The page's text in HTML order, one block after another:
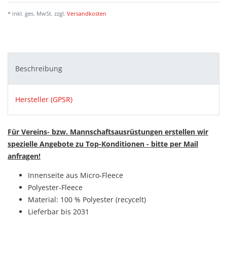
* inkl. ges. MwSt. zzgl. Versandkosten
Beschreibung
Hersteller (GPSR)
Für Vereins- bzw. Mannschaftsausrüstungen erstellen wir
spezielle Angebote zu Top-Konditionen - bitte per Mail
anfragen!
Innenseite aus Micro-Fleece
Polyester-Fleece
Material: 100 % Polyester (recycelt)
Lieferbar bis 2031